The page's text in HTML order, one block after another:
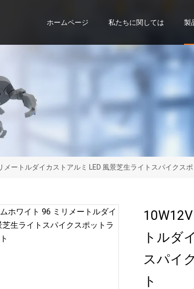
ホームページ 私たちに関しては 製
メートルダイカストアルミ LED 風景芝生ライトスパイクス
トルダ
スパイ
ト